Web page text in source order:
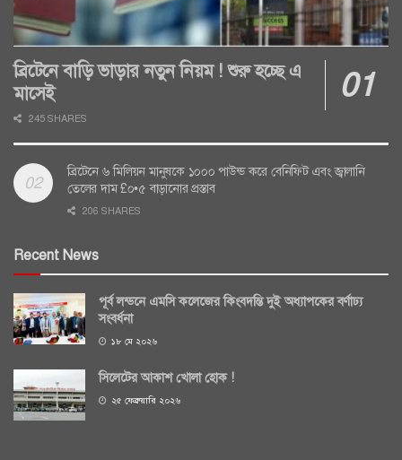
ব্রিটেনে বাড়ি ভাড়ার নতুন নিয়ম ! শুরু হচ্ছে এ
মাসেই
245 SHARES
ব্রিটেনে ৬ মিলিয়ন মানুষকে ১০০০ পাউন্ড করে বেনিফিট এবং জ্বালানি
তেলের দাম £০•৫ বাড়ানোর প্রস্তাব
206 SHARES
Recent News
পূর্ব লন্ডনে এমসি কলেজের কিংবদন্তি দুই অধ্যাপকের বর্ণাঢ্য
সংবর্ধনা
১৮ মে ২০২৬
সিলেটের আকাশ খোলা হোক !
২৫ ফেব্রুয়ারি ২০২৬